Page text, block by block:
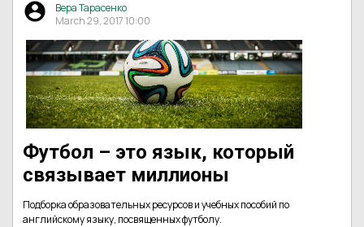
Вера Тарасенко
March 29, 2017 10:00
Футбол – это язык, который
связывает миллионы
Подборка образовательных ресурсов и учебных пособий по
английскому языку, посвященных футболу.